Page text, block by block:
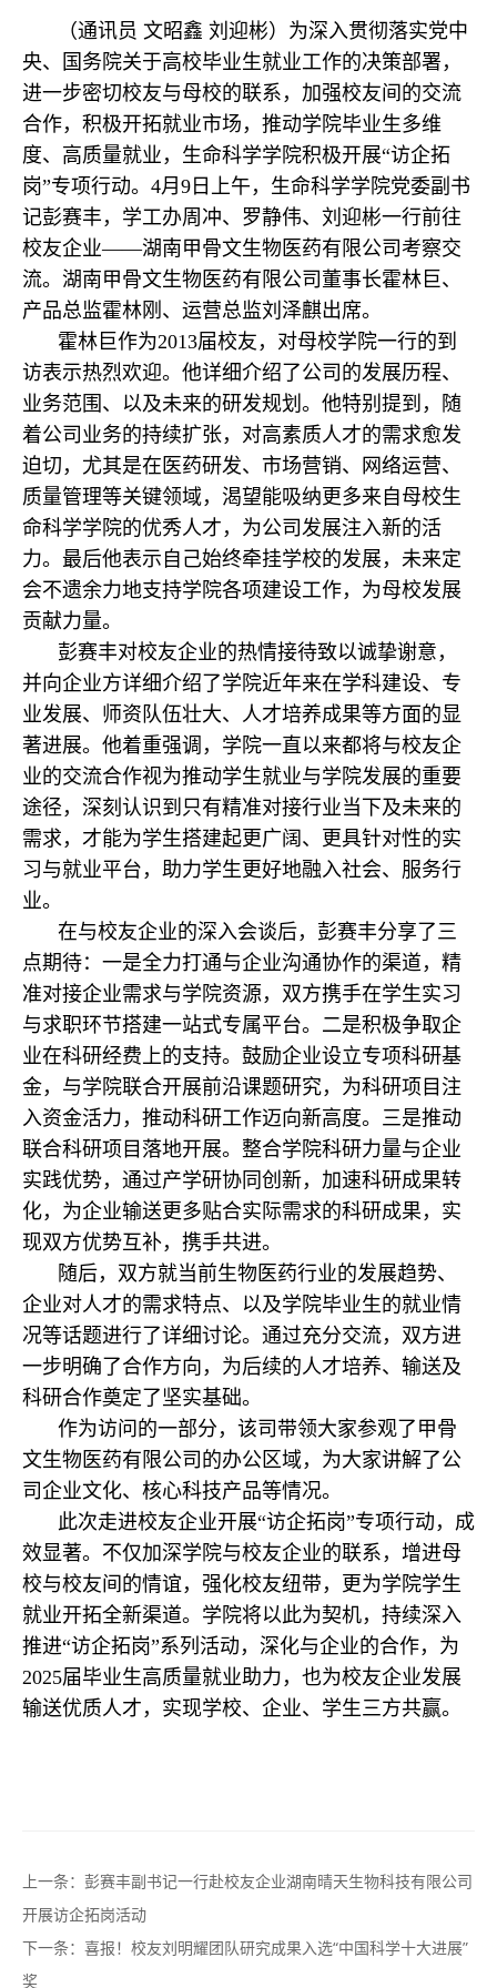
（通讯员 文昭鑫 刘迎彬）为深入贯彻落实党中
央、国务院关于高校毕业生就业工作的决策部署，
进一步密切校友与母校的联系，加强校友间的交流
合作，积极开拓就业市场，推动学院毕业生多维
度、高质量就业，生命科学学院积极开展“访企拓
岗”专项行动。4月9日上午，生命科学学院党委副书
记彭赛丰，学工办周冲、罗静伟、刘迎彬一行前往
校友企业——湖南甲骨文生物医药有限公司考察交
流。湖南甲骨文生物医药有限公司董事长霍林巨、
产品总监霍林刚、运营总监刘泽麒出席。
霍林巨作为2013届校友，对母校学院一行的到
访表示热烈欢迎。他详细介绍了公司的发展历程、
业务范围、以及未来的研发规划。他特别提到，随
着公司业务的持续扩张，对高素质人才的需求愈发
迫切，尤其是在医药研发、市场营销、网络运营、
质量管理等关键领域，渴望能吸纳更多来自母校生
命科学学院的优秀人才，为公司发展注入新的活
力。最后他表示自己始终牵挂学校的发展，未来定
会不遗余力地支持学院各项建设工作，为母校发展
贡献力量。
彭赛丰对校友企业的热情接待致以诚挚谢意，
并向企业方详细介绍了学院近年来在学科建设、专
业发展、师资队伍壮大、人才培养成果等方面的显
著进展。他着重强调，学院一直以来都将与校友企
业的交流合作视为推动学生就业与学院发展的重要
途径，深刻认识到只有精准对接行业当下及未来的
需求，才能为学生搭建起更广阔、更具针对性的实
习与就业平台，助力学生更好地融入社会、服务行
业。
在与校友企业的深入会谈后，彭赛丰分享了三
点期待：一是全力打通与企业沟通协作的渠道，精
准对接企业需求与学院资源，双方携手在学生实习
与求职环节搭建一站式专属平台。二是积极争取企
业在科研经费上的支持。鼓励企业设立专项科研基
金，与学院联合开展前沿课题研究，为科研项目注
入资金活力，推动科研工作迈向新高度。三是推动
联合科研项目落地开展。整合学院科研力量与企业
实践优势，通过产学研协同创新，加速科研成果转
化，为企业输送更多贴合实际需求的科研成果，实
现双方优势互补，携手共进。
随后，双方就当前生物医药行业的发展趋势、
企业对人才的需求特点、以及学院毕业生的就业情
况等话题进行了详细讨论。通过充分交流，双方进
一步明确了合作方向，为后续的人才培养、输送及
科研合作奠定了坚实基础。
作为访问的一部分，该司带领大家参观了甲骨
文生物医药有限公司的办公区域，为大家讲解了公
司企业文化、核心科技产品等情况。
此次走进校友企业开展“访企拓岗”专项行动，成
效显著。不仅加深学院与校友企业的联系，增进母
校与校友间的情谊，强化校友纽带，更为学院学生
就业开拓全新渠道。学院将以此为契机，持续深入
推进“访企拓岗”系列活动，深化与企业的合作，为
2025届毕业生高质量就业助力，也为校友企业发展
输送优质人才，实现学校、企业、学生三方共赢。
上一条： 彭赛丰副书记一行赴校友企业湖南晴天生物科技有限公司
开展访企拓岗活动
下一条： 喜报！校友刘明耀团队研究成果入选“中国科学十大进展”
奖